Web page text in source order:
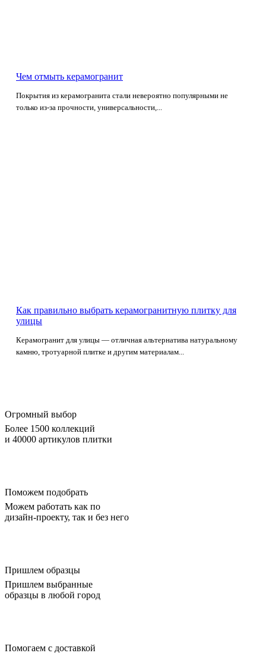
Чем отмыть керамогранит
Покрытия из керамогранита стали невероятно популярными не
только из-за прочности, универсальности,...
Как правильно выбрать керамогранитную плитку для
улицы
Керамогранит для улицы — отличная альтернатива натуральному
камню, тротуарной плитке и другим материалам...
Огромный выбор
Более 1500 коллекций
и 40000 артикулов плитки
Поможем подобрать
Можем работать как по
дизайн-проекту, так и без него
Пришлем образцы
Пришлем выбранные
образцы в любой город
Помогаем с доставкой